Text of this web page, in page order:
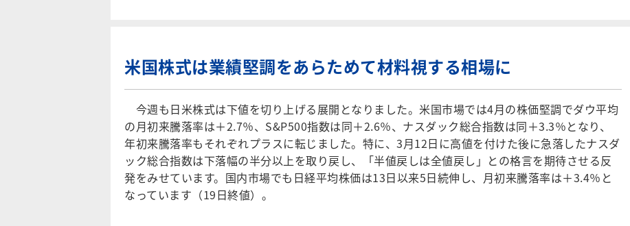
米国株式は業績堅調をあらためて材料視する相場に
今週も日米株式は下値を切り上げる展開となりました。米国市場では4月の株価堅調でダウ平均
の月初来騰落率は＋2.7％、S&P500指数は同＋2.6％、ナスダック総合指数は同＋3.3％となり、
年初来騰落率もそれぞれプラスに転じました。特に、3月12日に高値を付けた後に急落したナスダ
ック総合指数は下落幅の半分以上を取り戻し、「半値戻しは全値戻し」との格言を期待させる反
発をみせています。国内市場でも日経平均株価は13日以来5日続伸し、月初来騰落率は＋3.4％と
なっています（19日終値）。